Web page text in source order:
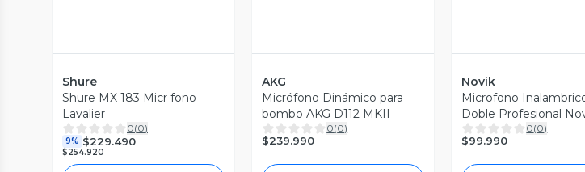
Shure
Shure MX 183 Micr fono
Lavalier
0(0)
9% $229.490
$254.920
AKG
Micrófono Dinámico para
bombo AKG D112 MKII
0(0)
$239.990
Novik
Microfono
Doble Profesional
UNK330 UHF
0(0)
$99.990